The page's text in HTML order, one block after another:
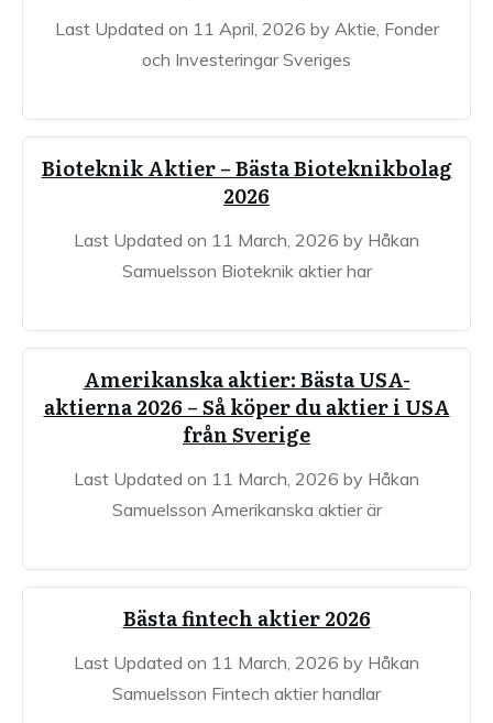
Last Updated on 11 April, 2026 by Aktie, Fonder
och Investeringar Sveriges
Bioteknik Aktier – Bästa Bioteknikbolag
2026
Last Updated on 11 March, 2026 by Håkan
Samuelsson Bioteknik aktier har
Amerikanska aktier: Bästa USA-
aktierna 2026 – Så köper du aktier i USA
från Sverige
Last Updated on 11 March, 2026 by Håkan
Samuelsson Amerikanska aktier är
Bästa fintech aktier 2026
Last Updated on 11 March, 2026 by Håkan
Samuelsson Fintech aktier handlar